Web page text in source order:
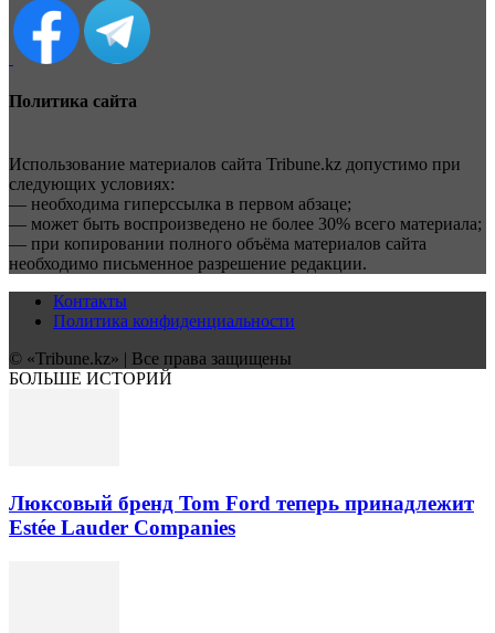
Политика сайта
Использование материалов сайта Tribune.kz допустимо при
следующих условиях:
— необходима гиперссылка в первом абзаце;
— может быть воспроизведено не более 30% всего материала;
— при копировании полного объёма материалов сайта
необходимо письменное разрешение редакции.
Контакты
Политика конфиденциальности
© «Tribune.kz» | Все права защищены
БОЛЬШЕ ИСТОРИЙ
Люксовый бренд Tom Ford теперь принадлежит
Estée Lauder Companies